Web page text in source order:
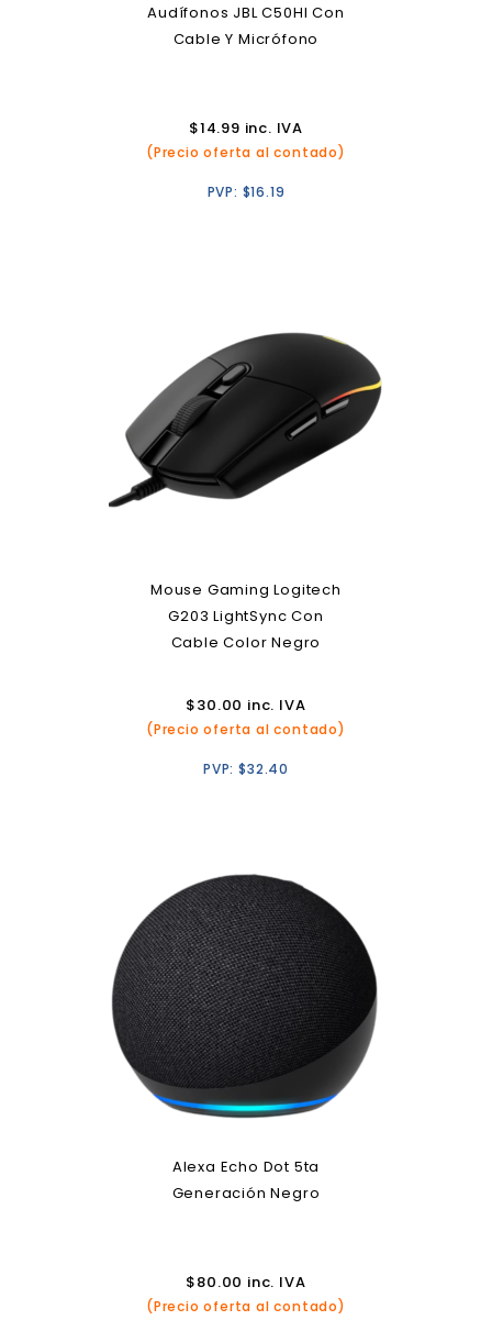
Audífonos JBL C50HI Con
Cable Y Micrófono
$14.99 inc. IVA
(Precio oferta al contado)
PVP: $16.19
Mouse Gaming Logitech
G203 LightSync Con
Cable Color Negro
$30.00 inc. IVA
(Precio oferta al contado)
PVP:$32.40
Alexa Echo Dot 5ta
Generación Negro
$80.00 inc. IVA
(Precio oferta al contado)